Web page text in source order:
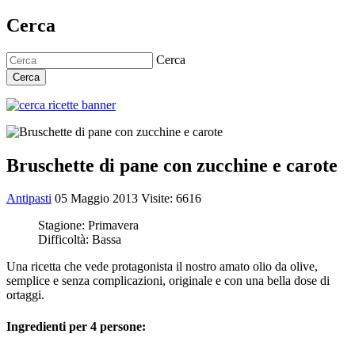
Cerca
Cerca
Cerca
Bruschette di pane con zucchine e carote
Antipasti 05 Maggio 2013 Visite: 6616
Stagione: Primavera
Difficoltà: Bassa
Una ricetta che vede protagonista il nostro amato olio da olive,
semplice e senza complicazioni, originale e con una bella dose di
ortaggi.
Ingredienti per 4 persone: